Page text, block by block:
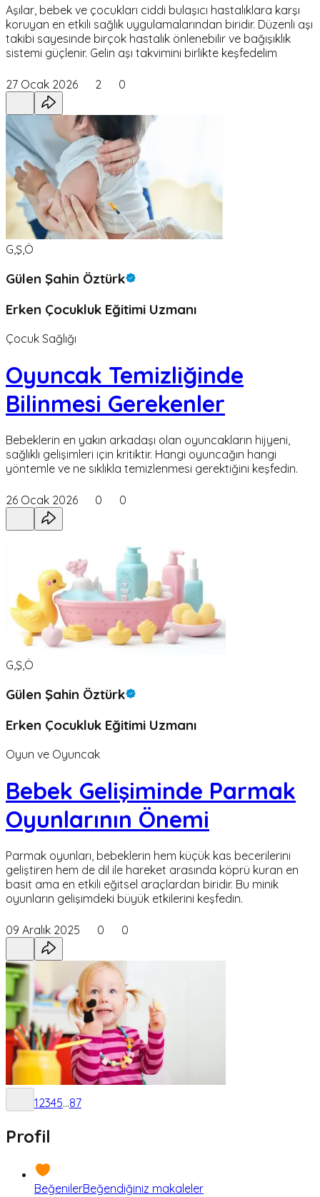
Aşılar, bebek ve çocukları ciddi bulaşıcı hastalıklara karşı
koruyan en etkili sağlık uygulamalarından biridir. Düzenli aşı
takibi sayesinde birçok hastalık önlenebilir ve bağışıklık
sistemi güçlenir. Gelin aşı takvimini birlikte keşfedelim
27 Ocak 2026 2 0
G,Ş,Ö
Gülen Şahin Öztürk
Erken Çocukluk Eğitimi Uzmanı
Çocuk Sağlığı
Oyuncak Temizliğinde
Bilinmesi Gerekenler
Bebeklerin en yakın arkadaşı olan oyuncakların hijyeni,
sağlıklı gelişimleri için kritiktir. Hangi oyuncağın hangi
yöntemle ve ne sıklıkla temizlenmesi gerektiğini keşfedin.
26 Ocak 2026 0 0
G,Ş,Ö
Gülen Şahin Öztürk
Erken Çocukluk Eğitimi Uzmanı
Oyun ve Oyuncak
Bebek Gelişiminde Parmak
Oyunlarının Önemi
Parmak oyunları, bebeklerin hem küçük kas becerilerini
geliştiren hem de dil ile hareket arasında köprü kuran en
basit ama en etkili eğitsel araçlardan biridir. Bu minik
oyunların gelişimdeki büyük etkilerini keşfedin.
09 Aralık 2025 0 0
12345...87
Profil
BeğenilerBeğendiğiniz makaleler